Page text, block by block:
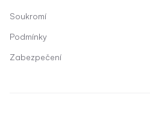
Soukromí
Podmínky
Zabezpečení